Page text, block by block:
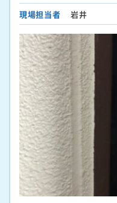
現場担当者
岩井